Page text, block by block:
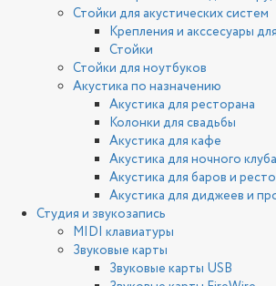
Стойки для акустических систем
Крепления и акссесуары
Стойки
Стойки для ноутбуков
Акустика по назначению
Акустика для ресторана
Колонки для свадьбы
Акустика для кафе
Акустика для ночного клуба
Акустика для баров и
Акустика для диджеев и
Студия и звукозапись
MIDI клавиатуры
Звуковые карты
Звуковые карты USB